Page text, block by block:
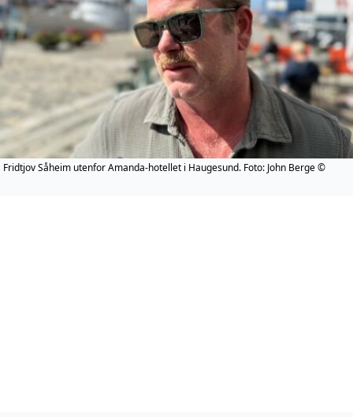
Fridtjov Såheim utenfor Amanda-hotellet i Haugesund. Foto: John Berge ©